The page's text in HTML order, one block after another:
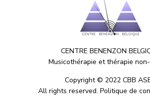
CENTRE BENENZON
Musicothérapie et thérapie
Copyright © 2022 CBB
All rights reserved. Politique de